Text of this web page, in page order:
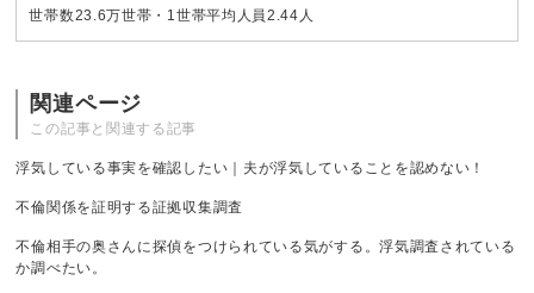
世帯数23.6万世帯・1世帯平均人員2.44人
関連ページ
この記事と関連する記事
浮気している事実を確認したい｜夫が浮気していることを認めない！
不倫関係を証明する証拠収集調査
不倫相手の奥さんに探偵をつけられている気がする。浮気調査されている
か調べたい。